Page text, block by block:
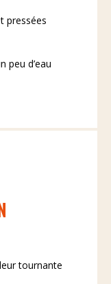
pressées
peu d’eau
tournante